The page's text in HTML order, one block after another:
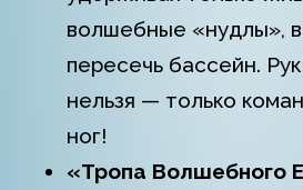
волшебные «нудлы»,
пересечь бассейн.
нельзя — только
ног!
«Тропа Волшебного